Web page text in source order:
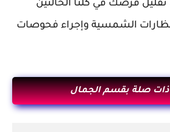
فرصك في كلتا الحالتين
الشمسية وإجراء فحوصات
صلة بقسم الجمال